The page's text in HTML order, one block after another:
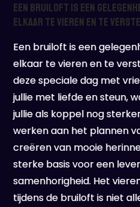
Een bruiloft is een
elkaar te vieren en te
Een bruiloft is een
elkaar te vieren en te
deze speciale dag met
jullie met liefde en steun,
jullie als koppel nog
werken aan het plannen
creëren van mooie
sterke basis voor een
samenhorigheid. Het
tijdens de bruiloft is niet